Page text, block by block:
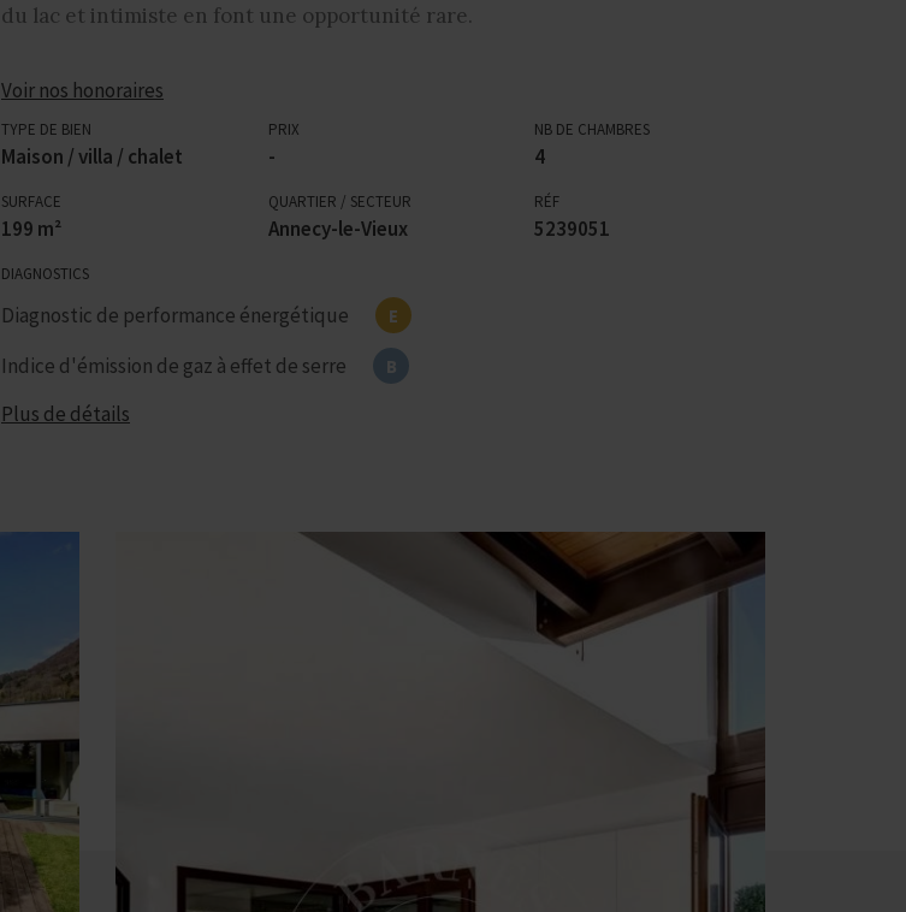
du lac et intimiste en font une opportunité rare.
Voir nos honoraires
TYPE DE BIEN
Maison / villa / chalet
PRIX
-
NB DE CHAMBRES
4
SURFACE
199 m²
QUARTIER / SECTEUR
Annecy-le-Vieux
RÉF
5239051
DIAGNOSTICS
Diagnostic de performance énergétique E
Indice d'émission de gaz à effet de serre B
Plus de détails